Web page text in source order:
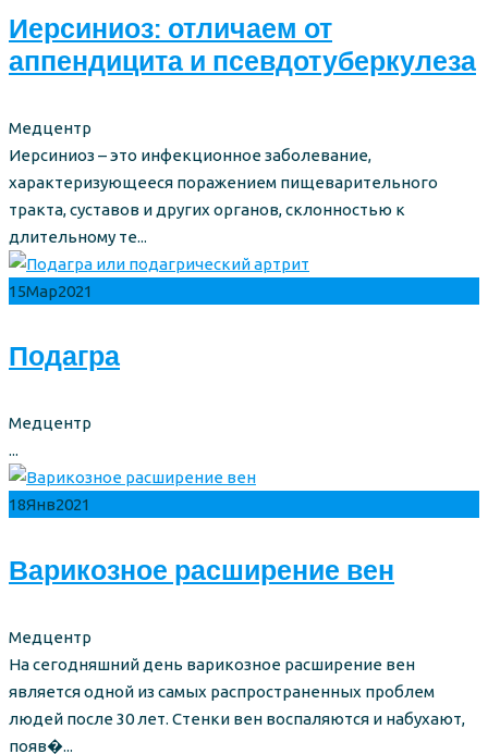
Иерсиниоз: отличаем от
аппендицита и псевдотуберкулеза
Author
Медцентр
Иерсиниоз – это инфекционное заболевание,
характеризующееся поражением пищеварительного
тракта, суставов и других органов, склонностью к
длительному те...
15Мар2021
Подагра
Author
Медцентр
...
18Янв2021
Варикозное расширение вен
Author
Медцентр
На сегодняшний день варикозное расширение вен
является одной из самых распространенных проблем
людей после 30 лет. Стенки вен воспаляются и набухают,
появ�...